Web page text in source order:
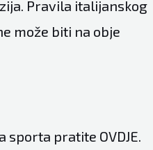
Pravila italijanskog
može biti na obje
sporta pratite OVDJE.